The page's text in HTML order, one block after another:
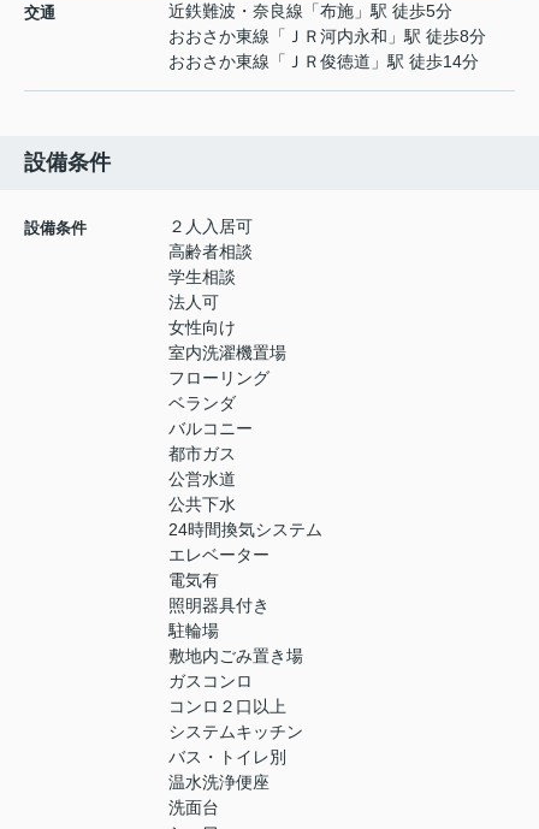
交通 近鉄難波・奈良線 「布施 」駅 徒歩5分
おおさか東線 「 ＪＲ河内永和 」駅 徒歩8分
おおさか東線 「 ＪＲ俊徳道 」駅 徒歩14分
設備条件
設備条件
２人入居可
高齢者相談
学生相談
法人可
女性向け
室内洗濯機置場
フローリング
ベランダ
バルコニー
都市ガス
公営水道
公共下水
24時間換気システム
エレベーター
電気有
照明器具付き
駐輪場
敷地内ごみ置き場
ガスコンロ
コンロ２口以上
システムキッチン
バス・トイレ別
温水洗浄便座
洗面台